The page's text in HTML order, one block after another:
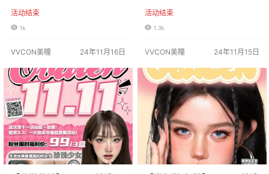
混血➕自然体验感给到满满 超值套
餐价🛍开启囤货趴‼ 活动价：98/2
盒，168/4盒 （每单均送取戴器 四
024年11月16日-12月6日 ======
区：安徽宿州 佩戴周期：日…
活动结束
1k
VVCON美瞳 24年11月16日
已默默囤货 全员超长续航🔋学生党
必备 活动价：68/2副，98/4副 （两
副送护理液 四副加送假睫毛） 活动
=====⭐发货详情⭐======== 发
半年抛 默认快递：中通邮政 含水
量：…
活动结束
1.3k
VVCON美瞳 24年11月15日